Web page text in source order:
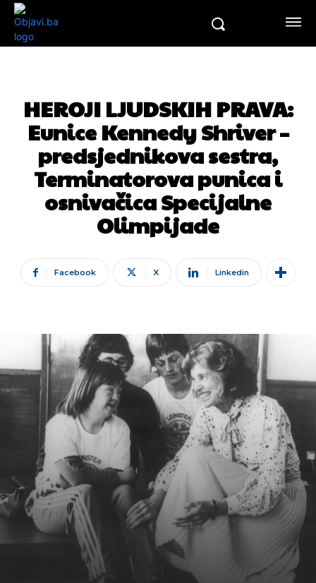
HEROJI LJUDSKIH PRAVA:
Eunice Kennedy Shriver –
predsjednikova sestra,
Terminatorova punica i
osnivačica Specijalne
Olimpijade
Facebook X Linkedin